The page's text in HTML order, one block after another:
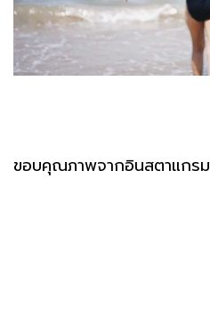
ขอบคุณภาพจากอินสตาแกรม